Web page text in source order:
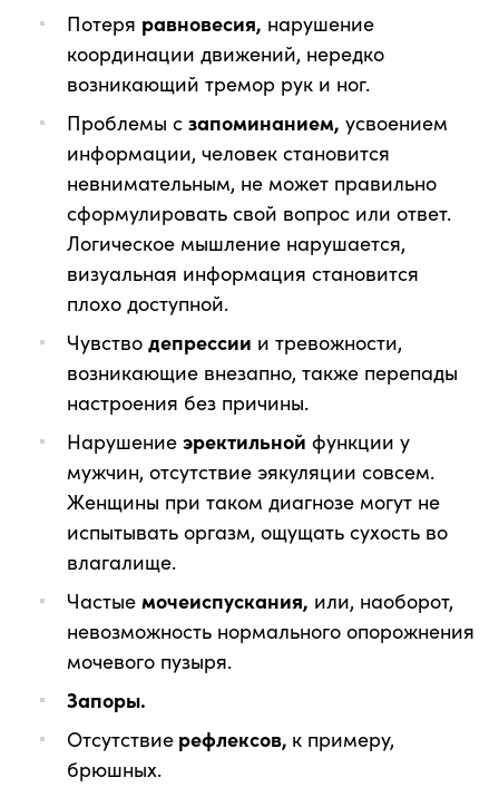
Потеря равновесия, нарушение
координации движений, нередко
возникающий тремор рук и ног.
Проблемы с запоминанием, усвоением
информации, человек становится
невнимательным, не может правильно
сформулировать свой вопрос или ответ.
Логическое мышление нарушается,
визуальная информация становится
плохо доступной.
Чувство депрессии и тревожности,
возникающие внезапно, также перепады
настроения без причины.
Нарушение эректильной функции у
мужчин, отсутствие эякуляции совсем.
Женщины при таком диагнозе могут не
испытывать оргазм, ощущать сухость во
влагалище.
Частые мочеиспускания, или, наоборот,
невозможность нормального опорожнения
мочевого пузыря.
Запоры.
Отсутствие рефлексов, к примеру,
брюшных.